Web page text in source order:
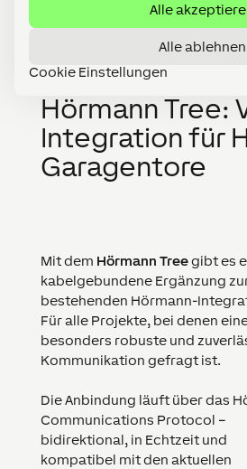
Alle
Alle ablehnen
Cookie Einstellungen
Hörmann Tree:
Integration für
Garagentore
Mit dem Hörmann Treegibt es
kabelgebundene Ergänzung
bestehenden Hörmann-
Für alle Projekte, bei denen
besonders robuste und
Kommunikation gefragt ist.
Die Anbindung läuft über das
Communications Protocol –
bidirektional, in Echtzeit und
kompatibel mit den aktuellen